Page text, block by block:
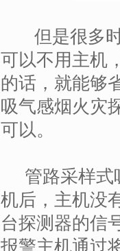
但是很多时
可以不用主机
的话，就能够
吸气感烟火灾
可以。
管路采样式
机后，主机没
台探测器的信
报警主机通过